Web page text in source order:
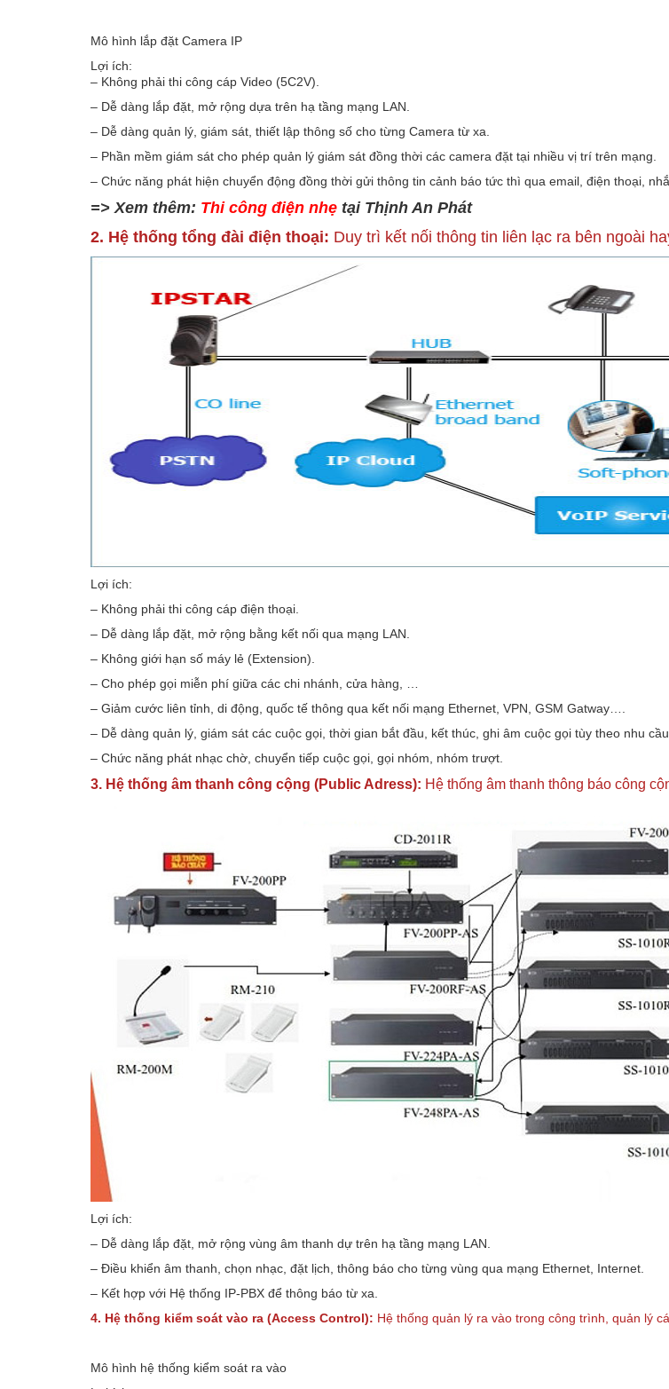
Mô hình lắp đặt Camera IP
Lợi ích:
– Không phải thi công cáp Video (5C2V).
– Dễ dàng lắp đặt, mở rộng dựa trên hạ tầng mạng LAN.
– Dễ dàng quản lý, giám sát, thiết lập thông số cho từng Camera từ xa.
– Phần mềm giám sát cho phép quản lý giám sát đồng thời các camera đặt tại nhiều vị trí trên mạng.
– Chức năng phát hiện chuyển động đồng thời gửi thông tin cảnh báo tức thì qua email, điện thoại,
=> Xem thêm: Thi công điện nhẹ tại Thịnh An Phát
2. Hệ thống tổng đài điện thoại: Duy trì kết nối thông tin liên lạc ra bên ngoài
Lợi ích:
– Không phải thi công cáp điện thoại.
– Dễ dàng lắp đặt, mở rộng bằng kết nối qua mạng LAN.
– Không giới hạn số máy lẻ (Extension).
– Cho phép gọi miễn phí giữa các chi nhánh, cửa hàng, …
– Giảm cước liên tỉnh, di động, quốc tế thông qua kết nối mạng Ethernet, VPN, GSM Gatway….
– Dễ dàng quản lý, giám sát các cuộc gọi, thời gian bắt đầu, kết thúc, ghi âm cuộc gọi tùy theo nhu
– Chức năng phát nhạc chờ, chuyển tiếp cuộc gọi, gọi nhóm, nhóm trượt.
3. Hệ thống âm thanh công cộng (Public Adress): Hệ thống âm thanh thông báo công
Lợi ích:
– Dễ dàng lắp đặt, mở rộng vùng âm thanh dự trên hạ tầng mạng LAN.
– Điều khiển âm thanh, chọn nhạc, đặt lịch, thông báo cho từng vùng qua mạng Ethernet, Internet.
– Kết hợp với Hệ thống IP-PBX để thông báo từ xa.
4. Hệ thống kiểm soát vào ra (Access Control): Hệ thống quản lý ra vào trong công trình, quản lý
Mô hình hệ thống kiểm soát ra vào